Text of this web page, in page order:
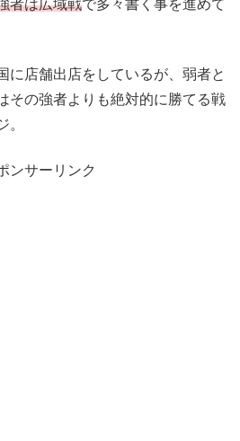
者は広域戦で多々書く事を進めて
に店舗出店をしているが、弱者と
その強者よりも絶対的に勝てる戦
。
ンサーリンク